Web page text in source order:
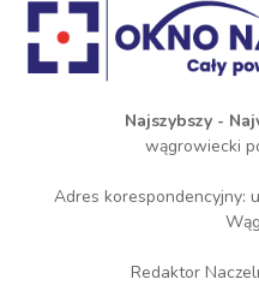
Najszybszy -
wągrowiecki
Adres korespondencyjny:
Redaktor